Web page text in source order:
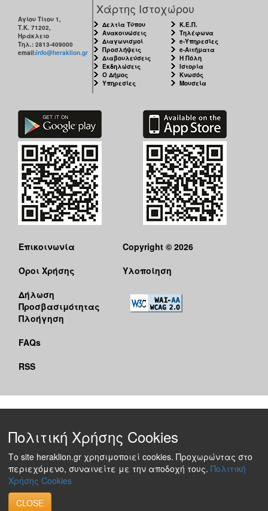
Αγίου Τίτου 1,
Τ.Κ. 71202,
Ηράκλειο
Τηλ.: 2813-409000
email:info@heraklion.gr
Χάρτης Ιστοχώρου
Δελτία Τύπου
Ανακοινώσεις
Διαγωνισμοί
Προσλήψεις
Διαβουλεύσεις
Εκδηλώσεις
Ο Δήμος
Υπηρεσίες
Κ.Ε.Π.
Τηλέφωνα
e-Υπηρεσίες
e-Αιτήματα
Η Πόλη
Ιστορία
Κνωσός
Μουσεία
Επικοινωνία
Όροι Χρήσης
Δήλωση
Προσβασιμότητας
Πλοήγηση
FAQs
RSS
Copyright © 2026
Υλοποίηση
Πολιτική Χρήσης Cookies
Το site heraklion.gr χρησιμοποιεί cookies. Προχωρώντας στο
περιεχόμενο, συναινείτε με την αποδοχή τους. Πολιτική
Χρήσης Cookies
CLOSE